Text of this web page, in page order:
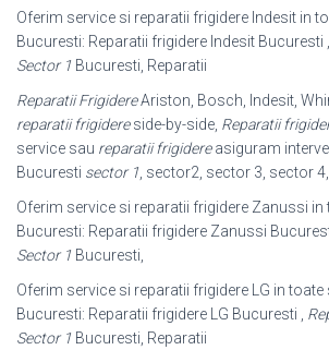
Oferim service si reparatii frigidere Indesit in
Bucuresti: Reparatii frigidere Indesit Bucuresti ,
Sector 1 Bucuresti, Reparatii
Reparatii FrigidereAriston, Bosch, Indesit,
reparatii frigidereside-by-side, Reparatii
service sau reparatii frigidereasiguram
Bucuresti sector 1, sector2, sector 3, sector 4,
Oferim service si reparatii frigidere Zanussi in
Bucuresti: Reparatii frigidere Zanussi
Sector 1 Bucuresti,
Oferim service si reparatii frigidere LG in toate
Bucuresti: Reparatii frigidere LG Bucuresti ,
Sector 1 Bucuresti, Reparatii